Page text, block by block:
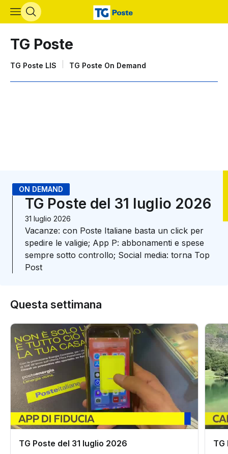
Vai al contenuto principale
TG Poste
Lista sottosezioni di TG Poste
TG Poste LIS TG Poste On Demand
ON DEMAND
TG Poste del 31 luglio 2026
31 luglio 2026
Vacanze: con Poste Italiane basta un click per
spedire le valigie; App P: abbonamenti e spese
sempre sotto controllo; Social media: torna Top
Post
Questa settimana
TG Poste del 31 luglio 2026 TG